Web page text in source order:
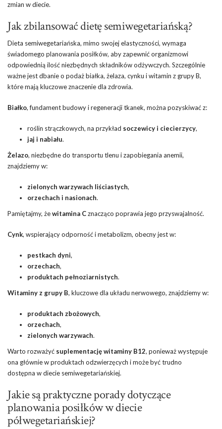
zmian w diecie.
Jak zbilansować dietę semiwegetariańską?
Dieta semiwegetariańska, mimo swojej elastyczności, wymaga
świadomego planowania posiłków, aby zapewnić organizmowi
odpowiednią ilość niezbędnych składników odżywczych. Szczególnie
ważne jest dbanie o podaż białka, żelaza, cynku i witamin z grupy B,
które mają kluczowe znaczenie dla zdrowia.
Białko, fundament budowy i regeneracji tkanek, można pozyskiwać z:
roślin strączkowych, na przykład soczewicy i ciecierzycy,
jaj i nabiału.
Żelazo, niezbędne do transportu tlenu i zapobiegania anemii,
znajdziemy w:
zielonych warzywach liściastych,
orzechach i nasionach.
Pamiętajmy, żewitamina Cznacząco poprawia jego przyswajalność.
Cynk, wspierający odporność i metabolizm, obecny jest w:
pestkach dyni,
orzechach,
produktach pełnoziarnistych.
Witaminy z grupy B, kluczowe dla układu nerwowego, znajdziemy w:
produktach zbożowych,
orzechach,
zielonych warzywach.
Warto rozważyć suplementację witaminy B12, ponieważ występuje
ona głównie w produktach odzwierzęcych i może być trudno
dostępna w diecie semiwegetariańskiej.
Jakie są praktyczne porady dotyczące
planowania posiłków w diecie
półwegetariańskiej?